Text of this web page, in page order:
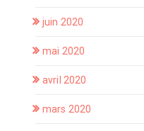
juin 2020
mai 2020
avril 2020
mars 2020